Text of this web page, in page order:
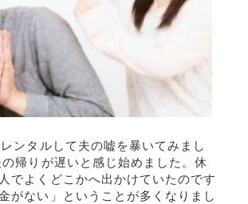
ンタルして夫の嘘を暴いてみまし
帰りが遅いと感じ始めました。休
でよくどこかへ出かけていたのです
がない」ということが多くなりまし